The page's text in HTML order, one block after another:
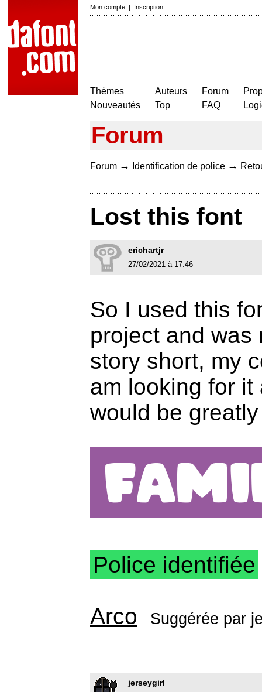
Mon compte | Inscription
Thèmes
Nouveautés
Auteurs
Top
Forum
FAQ
Forum
Forum → Identification de police →
Lost this font
erichartjr
27/02/2021 à 17:46
So I used this
project and was
story short, my
am looking for
would be
Police identifiée
Arco Suggérée par
jerseygirl